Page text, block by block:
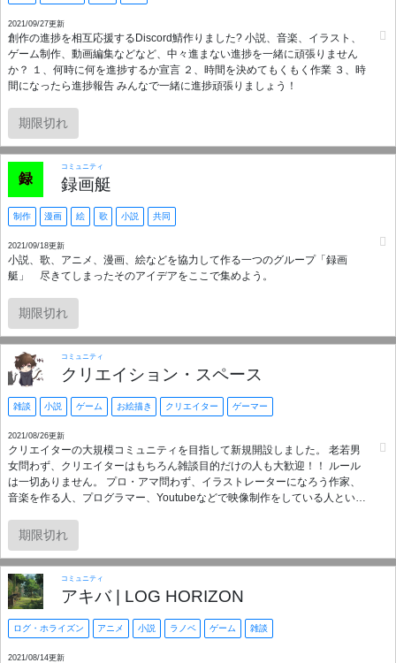
2021/09/27更新
創作の進捗を相互応援するDiscord鯖作りました? 小説、音楽、イラスト、
ゲーム制作、動画編集などなど、中々進まない進捗を一緒に頑張りません
か？ １、何時に何を進捗するか宣言 ２、時間を決めてもくもく作業 ３、時
間になったら進捗報告 みんなで一緒に進捗頑張りましょう！
期限切れ
コミュニティ
録画艇
制作 漫画 絵 歌 小説 共同
2021/09/18更新
小説、歌、アニメ、漫画、絵などを協力して作る一つのグループ「録画
艇」 尽きてしまったそのアイデアをここで集めよう。
期限切れ
コミュニティ
クリエイション・スペース
雑談 小説 ゲーム お絵描き クリエイター ゲーマー
2021/08/26更新
クリエイターの大規模コミュニティを目指して新規開設しました。 老若男
女問わず、クリエイターはもちろん雑談目的だけの人も大歓迎！！ ルール
は一切ありません。 プロ・アマ問わず、イラストレーターになろう作家、
音楽を作る人、プログラマー、Youtubeなどで映像制作をしている人といっ
期限切れ
コミュニティ
アキバ | LOG HORIZON
ログ・ホライズン アニメ 小説 ラノベ ゲーム 雑談
2021/08/14更新